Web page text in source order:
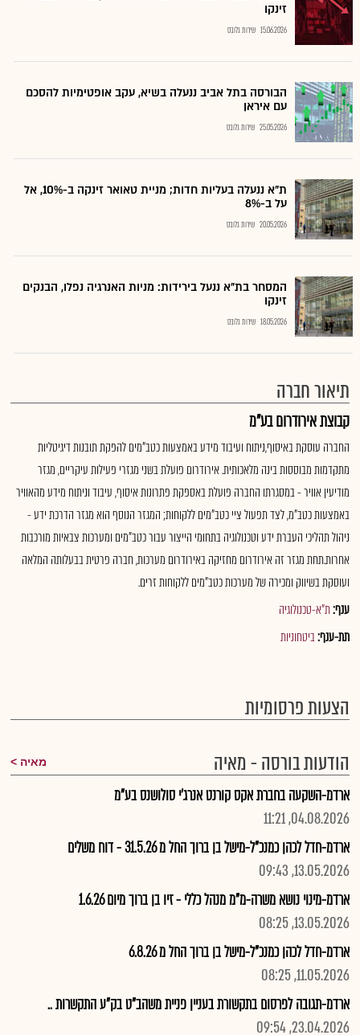
זינקו
15.06.2026 שירות גלובס
הבורסה בתל אביב ננעלה בשיא, עקב אופטימיות להסכם
עם איראן
25.05.2026 שירות גלובס
ת"א ננעלה בעליות חדות; מניית טאואר זינקה ב-10%, אל
על ב-8%
20.05.2026 שירות גלובס
המסחר בת"א ננעל בירידות: מניות האנרגיה נפלו, הבנקים
זינקו
18.05.2026 שירות גלובס
תיאור חברה
קבוצת אירודרום בע"מ
החברה עוסקת באיסוף,ניתוח ועיבוד מידע באמצעות כטב"מים להפקת תובנות דיגיטליות
מתקדמות מבוססות בינה מלאכותית. אירודרום פועלת בשני מגזרי פעילות עיקריים, מגזר
מודיעין אוויר - במסגרתו החברה פועלת באספקת פתרונות איסוף, עיבוד וניתוח מידע מהאוויר
באמצעות כטב"מ, לצד תפעול ציי כטב"מים ללקוחות; המגזר הנוסף הוא מגזר הדרכת ידע -
ניהול תהליכי העברת ידע וטכנולוגיה בתחומי הייצור עבור כטב"מים ומערכות צבאיות מורכבות
אחרות.תחת מגזר זה אירודרום מחזיקה באירודרום מערכות, חברה פרטית בבעלותה המלאה
ועוסקת בשיווק ומכירה של מערכות כטב"מים ללקוחות זרים.
ענף:ת"א-טכנולוגיה
תת-ענף:ביטחוניות
הצעות פרסומיות
הודעות בורסה - מאיה
מאיה
ארדמ-השקעה בחברת אקס קורנט אנרג'י סולושנס בע"מ
04.08.2026, 11:21
ארדמ-חדל לכהן כמנכ"ל-מישל בן ברוך החל מ 31.5.26 - דוח משלים
13.05.2026, 09:43
ארדמ-מינוי נושא משרה-מ"מ מנהל כללי - זיו בן ברוך מיום 1.6.26
13.05.2026, 08:25
ארדמ-חדל לכהן כמנכ"ל-מישל בן ברוך החל מ 6.8.26
11.05.2026, 08:25
ארדמ-תגובה לפרסום בתקשורת בעניין פניית משהב"ט בק"ע התקשרות ..
23.04.2026, 09:54